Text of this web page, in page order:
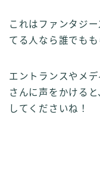
これはファンタジ
てる人なら誰でもも
エントランスやメ
さんに声をかける
してくださいね！